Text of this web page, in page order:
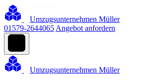
Umzugsunternehmen Müller
01579-2644065 Angebot anfordern
Umzugsunternehmen Müller